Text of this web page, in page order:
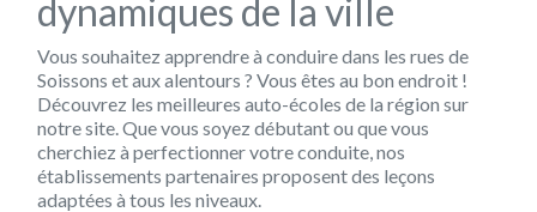
dynamiques de la ville
Vous souhaitez apprendre à conduire dans les rues de
Soissons et aux alentours ? Vous êtes au bon endroit !
Découvrez les meilleures auto-écoles de la région sur
notre site. Que vous soyez débutant ou que vous
cherchiez à perfectionner votre conduite, nos
établissements partenaires proposent des leçons
adaptées à tous les niveaux.